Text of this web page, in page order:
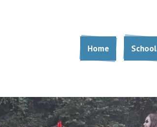
Home School